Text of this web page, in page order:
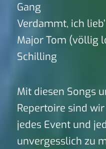
Gang
Verdammt, ich
Major Tom (völlig
Schilling
Mit diesen Songs
Repertoire sind
jedes Event und
unvergesslich zu